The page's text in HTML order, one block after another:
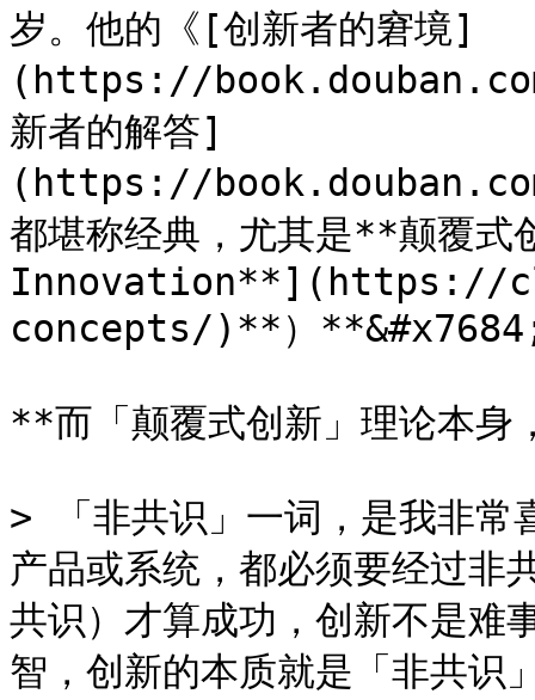
岁。他的《[创新者的窘境]
(https://
新者的解答]
(https://
都堪称经典，尤其是**颠
Innovation**](https://
concepts/)**）**&#x7684;
**而「颠覆式创新」理论本身
> 「非共识」一词，是我非常
产品或系统，都必须要经过
共识）才算成功，创新不是难
智，创新的本质就是「非共识